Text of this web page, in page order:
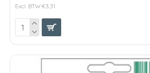
Excl. BTW:€3,31